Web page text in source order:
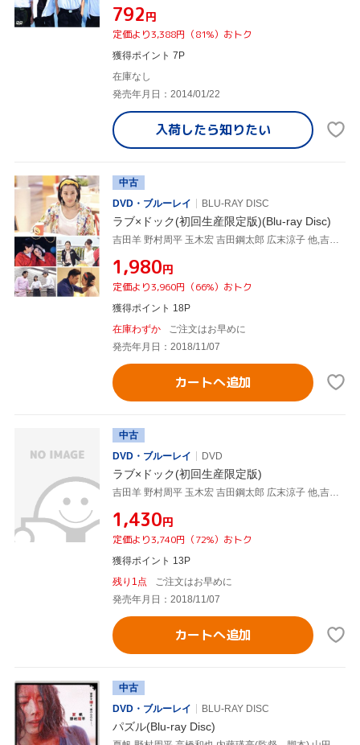
¥792円
定価より3,388円（81%）おトク
獲得ポイント 7P
在庫なし
発売年月日：2014/01/22
入荷したら知りたい
中古
DVD・ブルーレイ
BLU-RAY DISC
ラブ×ドック(初回生産限定版)(Blu-ray Disc)
吉田羊 野村周平 玉木宏 吉田鋼太郎 広末涼子 他,吉田羊,野村周平,玉木宏,鈴木おさむ(監督、脚本)
¥1,980円
定価より3,960円（66%）おトク
獲得ポイント 18P
在庫わずか
ご注文はお早めに
発売年月日：2018/11/07
カートへ追加
中古
DVD・ブルーレイ
DVD
ラブ×ドック(初回生産限定版)
吉田羊 野村周平 玉木宏 吉田鋼太郎 広末涼子 他,吉田羊,野村周平,玉木宏,鈴木おさむ(監督、脚本)
¥1,430円
定価より3,740円（72%）おトク
獲得ポイント 13P
残り1点
ご注文はお早めに
発売年月日：2018/11/07
カートへ追加
中古
DVD・ブルーレイ
BLU-RAY DISC
パズル(Blu-ray Disc)